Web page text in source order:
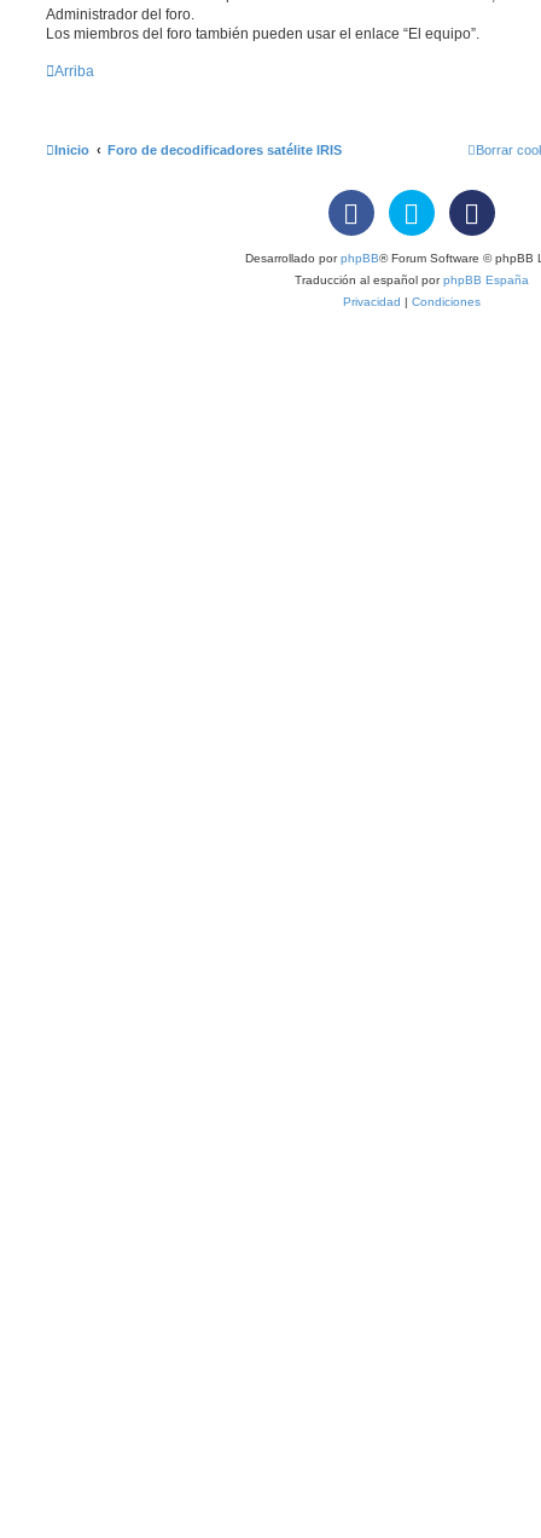
Administrador del foro.
Los miembros del foro también pueden usar el enlace “El equipo”.
Arriba
Inicio Foro de decodificadores satélite IRIS Borrar
Desarrollado porphpBB® Forum Software © phpBB
Traducción al español porphpBB España
Privacidad | Condiciones